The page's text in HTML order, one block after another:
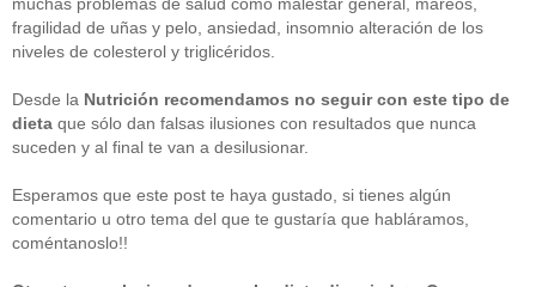
fragilidad de uñas y pelo, ansiedad, insomnio alteración de los
niveles de colesterol y triglicéridos.
Desde la Nutrición recomendamos no seguir con este tipo de
dieta que sólo dan falsas ilusiones con resultados que nunca
suceden y al final te van a desilusionar.
Esperamos que este post te haya gustado, si tienes algún
comentario u otro tema del que te gustaría que habláramos,
coméntanoslo!!